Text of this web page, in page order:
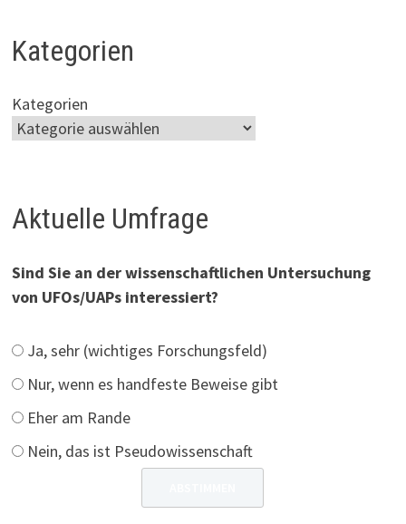
Kategorien
Kategorien
Aktuelle Umfrage
Sind Sie an der wissenschaftlichen Untersuchung
von UFOs/UAPs interessiert?
Ja, sehr (wichtiges Forschungsfeld)
Nur, wenn es handfeste Beweise gibt
Eher am Rande
Nein, das ist Pseudowissenschaft